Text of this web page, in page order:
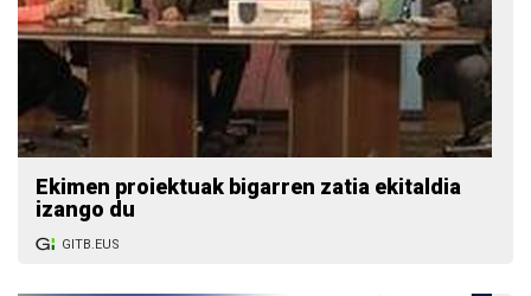
Ekimen proiektuak bigarren zatia ekitaldia
izango du
GITB.EUS